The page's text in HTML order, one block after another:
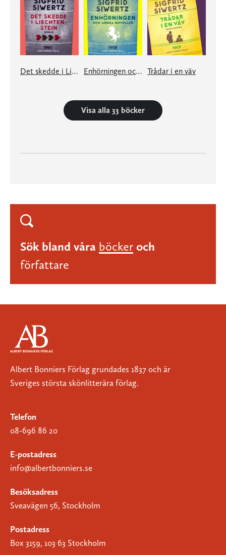
Det skedde i Liechtenstein Enhörningen och andra noveller Trådar i en väv
Visa alla 33 böcker
Sök bland våra böcker och
författare
Albert Bonniers Förlag grundades 1837 och är
Sveriges största skönlitterära förlag.
Telefon
08-696 86 20
E-postadress
info@albertbonniers.se
Besöksadress
Sveavägen 56, Stockholm
Postadress
Box 3159, 103 63 Stockholm